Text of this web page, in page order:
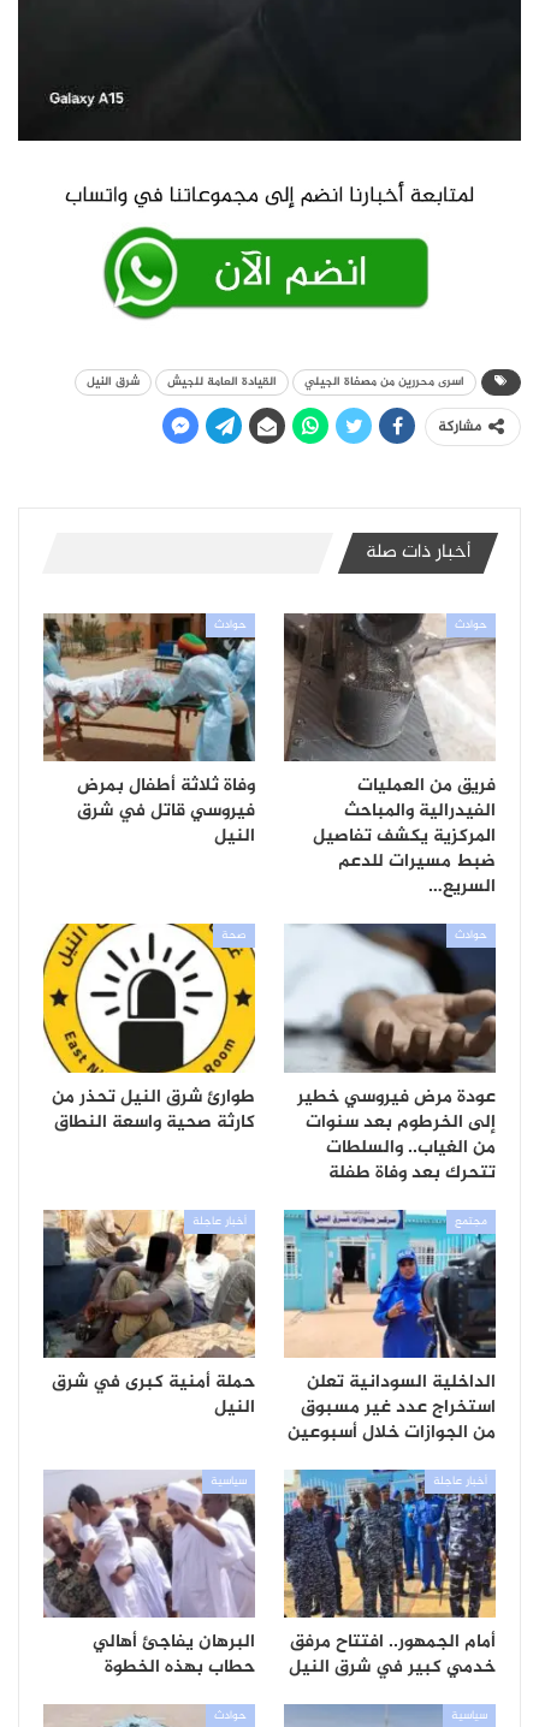
اسرى محررين من مصفاة الجيلي القيادة العامة للجيش شرق النيل
مشاركة
أخبار ذات صلة
حوادث
فريق من العمليات
الفيدرالية والمباحث
المركزية يكشف تفاصيل
ضبط مسيرات للدعم
السريع…
حوادث
وفاة ثلاثة أطفال بمرض
فيروسي قاتل في شرق
النيل
حوادث
عودة مرض فيروسي خطير
إلى الخرطوم بعد سنوات
من الغياب.. والسلطات
تتحرك بعد وفاة طفلة
صحة
طوارئ شرق النيل تحذر من
كارثة صحية واسعة النطاق
مجتمع
الداخلية السودانية تعلن
استخراج عدد غير مسبوق
من الجوازات خلال أسبوعين
أخبار عاجلة
حملة أمنية كبرى في شرق
النيل
أخبار عاجلة
أمام الجمهور.. افتتاح مرفق
خدمي كبير في شرق النيل
سياسية
البرهان يفاجئ أهالي
حطاب بهذه الخطوة
سياسية حوادث